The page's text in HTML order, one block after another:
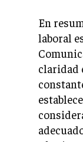
En
laboral
claridad